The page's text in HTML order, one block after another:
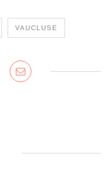
VAUCLUSE